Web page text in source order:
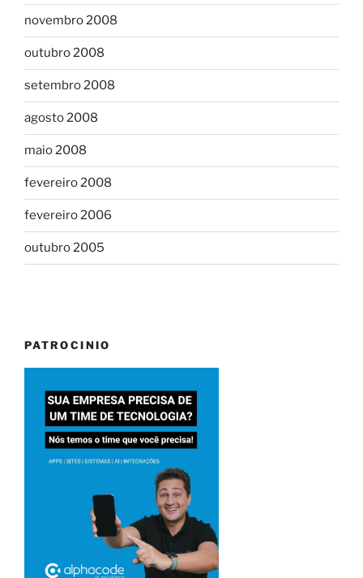
novembro 2008
outubro 2008
setembro 2008
agosto 2008
maio 2008
fevereiro 2008
fevereiro 2006
outubro 2005
PATROCINIO